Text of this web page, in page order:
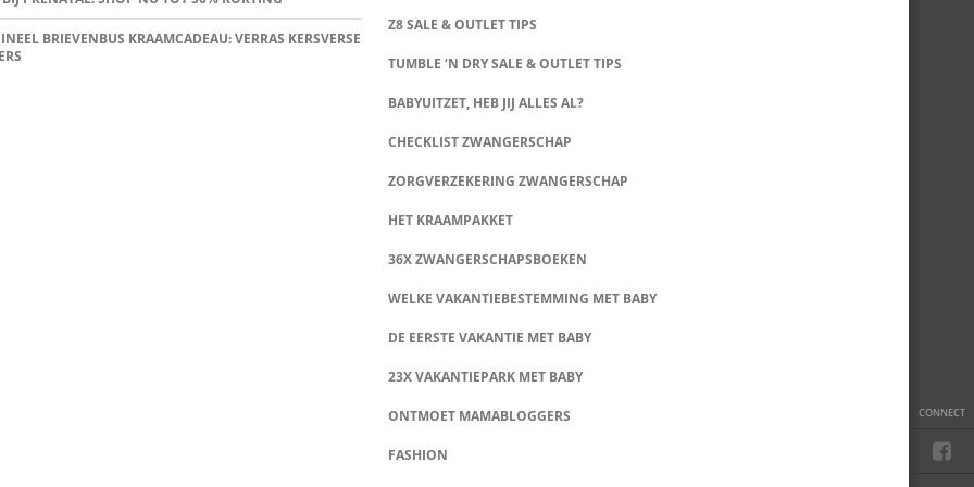
CONNECT
BRIEVENBUS KRAAMCADEAU: VERRAS KERSVERSE
Z8 SALE & OUTLET TIPS
TUMBLE ‘N DRY SALE & OUTLET TIPS
BABYUITZET, HEB JIJ ALLES AL?
CHECKLIST ZWANGERSCHAP
ZORGVERZEKERING ZWANGERSCHAP
HET KRAAMPAKKET
36X ZWANGERSCHAPSBOEKEN
WELKE VAKANTIEBESTEMMING MET BABY
DE EERSTE VAKANTIE MET BABY
23X VAKANTIEPARK MET BABY
ONTMOET MAMABLOGGERS
FASHION